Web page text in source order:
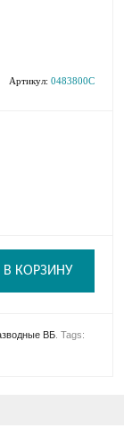
Артикул: 0483800C
КОРЗИНУ
ВБ Tags: